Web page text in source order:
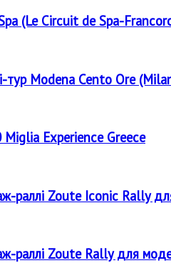
(Le Circuit de Spa-
тур Modena Cento Ore
Experience Greece
раллі Zoute Iconic Rally
раллі Zoute Rally для